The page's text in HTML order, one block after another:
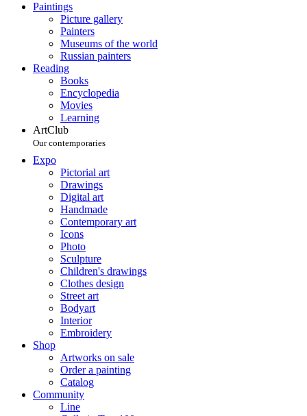
Paintings
Picture gallery
Painters
Museums of the world
Russian painters
Reading
Books
Encyclopedia
Movies
Learning
ArtClub
Our contemporaries
Expo
Pictorial art
Drawings
Digital art
Handmade
Contemporary art
Icons
Photo
Sculpture
Children's drawings
Clothes design
Street art
Bodyart
Interior
Embroidery
Shop
Artworks on sale
Order a painting
Catalog
Community
Line